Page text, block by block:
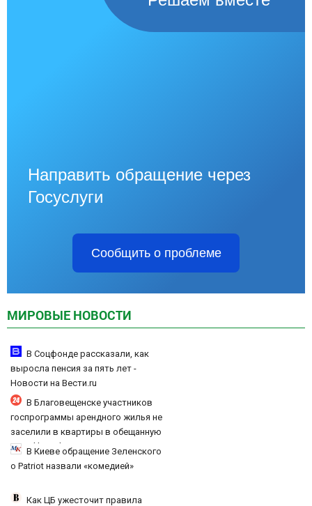
Направить обращение через
Госуслуги
Сообщить о проблеме
МИРОВЫЕ НОВОСТИ
В Соцфонде рассказали, как
выросла пенсия за пять лет -
Новости на Вести.ru
В Благовещенске участников
госпрограммы арендного жилья не
заселили в квартиры в обещанную
дату (ФОТО)
В Киеве обращение Зеленского
о Patriot назвали «комедией»
Как ЦБ ужесточит правила